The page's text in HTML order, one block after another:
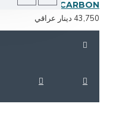
دينار عراقي